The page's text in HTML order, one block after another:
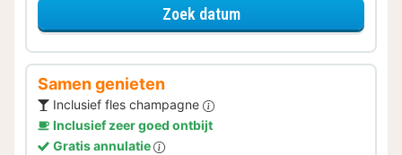
Zoek datumvoor Diner en wijn
Samen genieten
Inclusief fles champagne
Inclusief zeer goed ontbijt
Gratis annulatie